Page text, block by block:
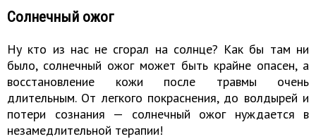
Солнечный ожог
Ну кто из нас не сгорал на солнце? Как бы там ни
было, солнечный ожог может быть крайне опасен, а
восстановление кожи после травмы очень
длительным. От легкого покраснения, до волдырей и
потери сознания — солнечный ожог нуждается в
незамедлительной терапии!